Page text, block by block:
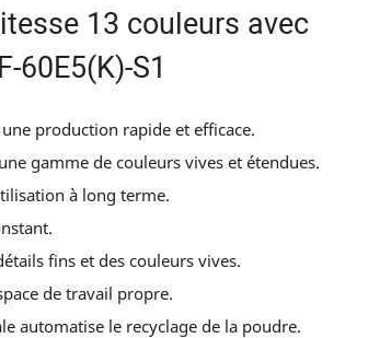
13 couleurs avec
S1
production rapide et efficace.
gamme de couleurs vives et étendues.
à long terme.
fins et des couleurs vives.
de travail propre.
automatise le recyclage de la poudre.